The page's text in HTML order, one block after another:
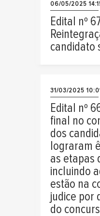
06/05/2025
Edital nº
candidato
31/03/2025 10:01
Edital nº
final no
dos
lograram
as etapas
incluindo
estão na
judice por
do